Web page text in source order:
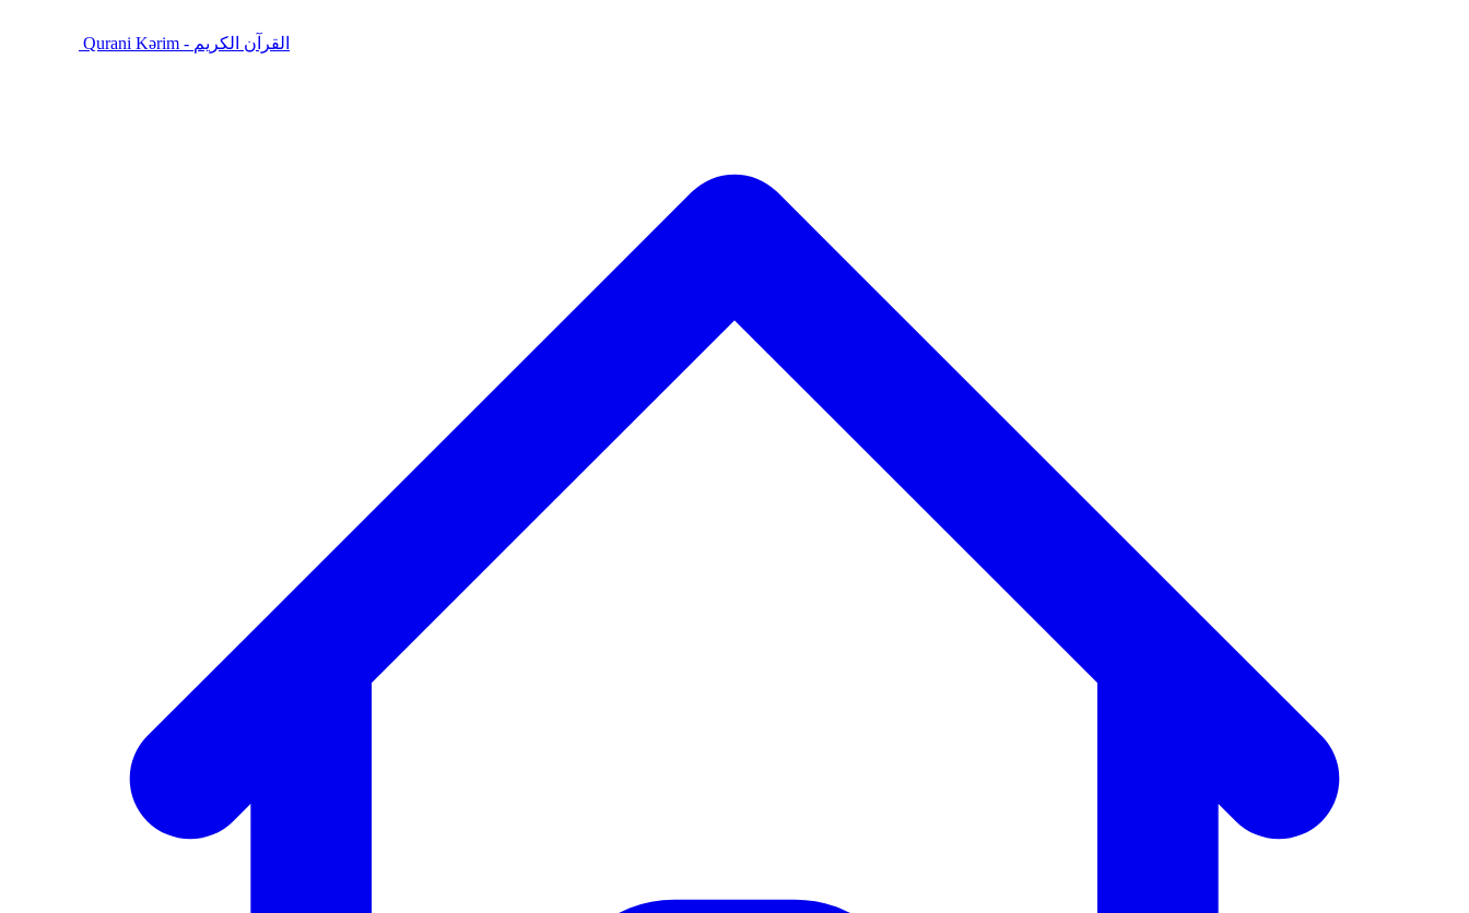
Qurani Kərim - القرآن الكريم